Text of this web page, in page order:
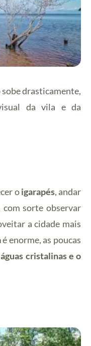
drasticamente,
da vila e da
oigarapés, andar
sorte observar
a cidade mais
é enorme, as poucas
águas cristalinas e o